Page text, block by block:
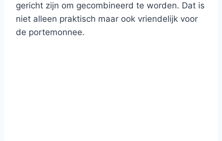
gericht zijn om gecombineerd te worden. Dat is
niet alleen praktisch maar ook vriendelijk voor
de portemonnee.